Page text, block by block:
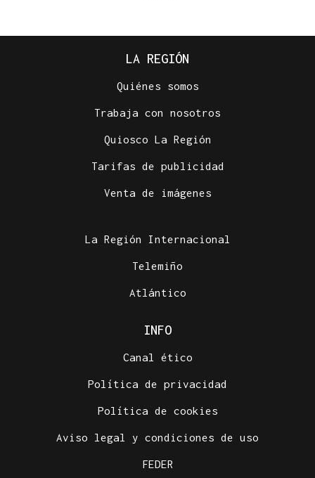
LA REGIÓN
Quiénes somos
Trabaja con nosotros
Quiosco La Región
Tarifas de publicidad
Venta de imágenes
La Región Internacional
Telemiño
Atlántico
INFO
Canal ético
Política de privacidad
Política de cookies
Aviso legal y condiciones de uso
FEDER